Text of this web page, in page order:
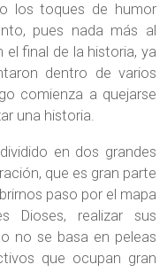
los toques de humor
pues nada más al
el final de la historia, ya
dentro de varios
comienza a quejarse
una historia.
en dos grandes
que es gran parte
paso por el mapa
Dioses, realizar sus
no se basa en peleas
que ocupan gran